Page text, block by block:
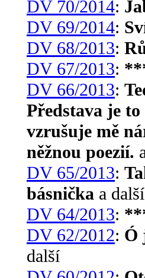
DV 70/2014:
DV 69/2014:
DV 68/2013:
DV 67/2013:
DV 66/2013:
Představa je to
vzrušuje mě
něžnou poezií.
DV 65/2013:
básnička a další
DV 64/2013:
DV 62/2012: Ó
další